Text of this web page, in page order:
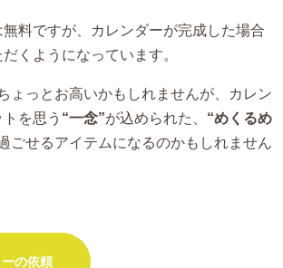
料ですが、カレンダーが完成した場合
くようになっています。
ょっとお高いかもしれませんが、カレン
を思う “一念”が込められた、 “めくるめ
ごせるアイテムになるのかもしれません
の依頼